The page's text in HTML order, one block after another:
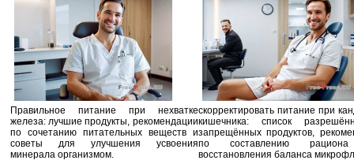
Правильное питание при нехватке
железа: лучшие продукты, рекомендации
по сочетанию питательных веществ и
советы для улучшения усвоения
минерала организмом.
скорректировать питание при
кишечника: список
запрещённых продуктов,
по составлению
восстановления баланса